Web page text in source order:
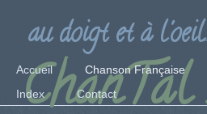
au doigt et à
Accueil Chanson Française
Index
Contact